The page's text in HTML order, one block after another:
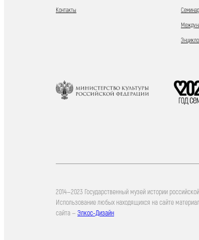
Контакты
2014—2023 Государственный музей истории
Использование любых находящихся на сайте
сайта — Элкос-Дизайн